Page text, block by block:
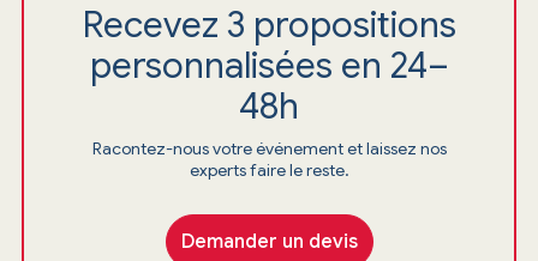
Recevez 3 propositions
personnalisées en 24–
48h
Racontez-nous votre événement et laissez nos
experts faire le reste.
Demander un devis